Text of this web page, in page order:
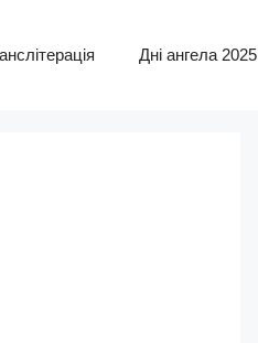
Дні ангела 2025